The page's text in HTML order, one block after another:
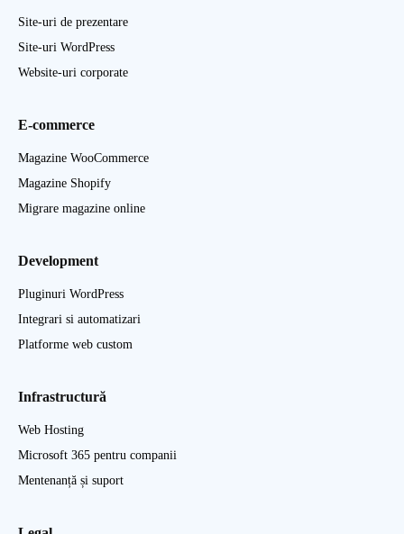
Site-uri de prezentare
Site-uri WordPress
Website-uri corporate
E-commerce
Magazine WooCommerce
Magazine Shopify
Migrare magazine online
Development
Pluginuri WordPress
Integrari si automatizari
Platforme web custom
Infrastructură
Web Hosting
Microsoft 365 pentru companii
Mentenanță și suport